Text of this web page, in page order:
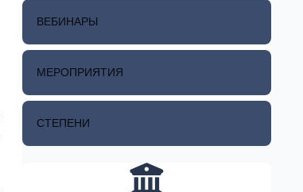
ВЕБИНАРЫ
МЕРОПРИЯТИЯ
СТЕПЕНИ